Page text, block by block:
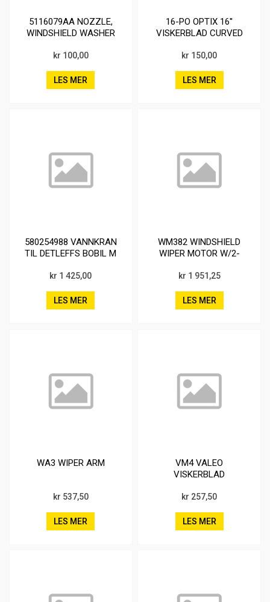
5116079AA NOZZLE,
WINDSHIELD WASHER
kr 100,00
LES MER
16-PO OPTIX 16''
VISKERBLAD CURVED
kr 150,00
LES MER
580254988 VANNKRAN
TIL DETLEFFS BOBIL M
kr 1 425,00
LES MER
WM382 WINDSHIELD
WIPER MOTOR W/2-
kr 1 951,25
LES MER
WA3 WIPER ARM
kr 537,50
LES MER
VM4 VALEO
VISKERBLAD
kr 257,50
LES MER